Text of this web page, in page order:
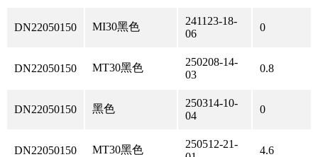
DN22050150 MI30黑色
241123-18-
06
0
DN22050150 MT30黑色
250208-14-
03
0.8
DN22050150 黑色
250314-10-
04
0
DN22050150 MT30黑色
250512-21-
4.6